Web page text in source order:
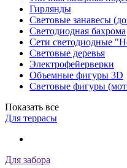
Гирлянды
Световые занавесы
Светодиодная бахрома
Сети светодиодные
Световые деревья
Электрофейерверки
Объемные фигуры 3D
Световые фигуры
Показать все
Для террасы
Для забора